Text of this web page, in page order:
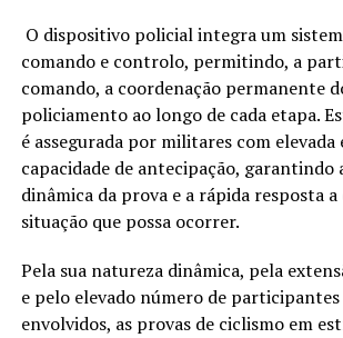
O dispositivo policial integra um
comando e controlo, permitindo, a
comando, a coordenação permanente
policiamento ao longo de cada etapa.
é assegurada por militares com elevada
capacidade de antecipação, garantindo
dinâmica da prova e a rápida resposta
situação que possa ocorrer.
Pela sua natureza dinâmica, pela
e pelo elevado número de participantes
envolvidos, as provas de ciclismo em